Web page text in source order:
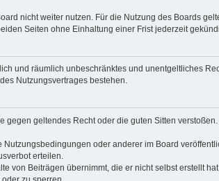
nicht weiter nutzen. Für die Nutzung des Boards
Seiten ohne Einhaltung einer Frist jederzeit
und räumlich unbeschränktes und unentgeltliches
Nutzungsvertrages bestehen.
geltendes Recht oder die guten Sitten
oder anderer im Board
erteilen.
von Beiträgen übernimmt, die er nicht selbst erstellt